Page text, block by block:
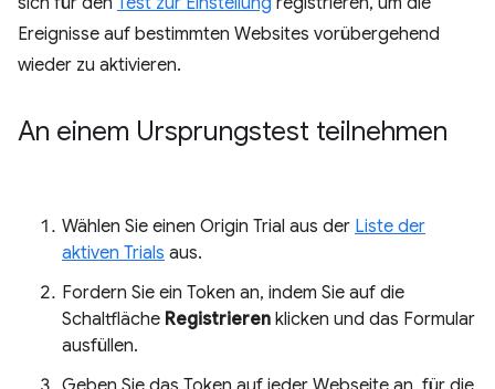
Ereignisse auf bestimmten Websites vorübergehend
wieder zu aktivieren.
An einem Ursprungstest teilnehmen
Wählen Sie einen Origin Trial aus der Liste der
aktiven Trials aus.
Fordern Sie ein Token an, indem Sie auf die
Schaltfläche Registrieren klicken und das Formular
ausfüllen.